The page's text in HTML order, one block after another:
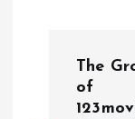
The
of